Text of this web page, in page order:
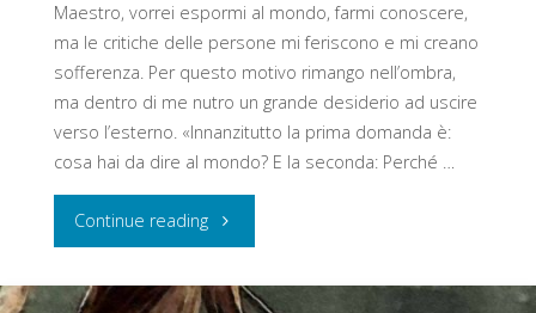
Maestro, vorrei espormi al mondo, farmi conoscere,
ma le critiche delle persone mi feriscono e mi creano
sofferenza. Per questo motivo rimango nell’ombra,
ma dentro di me nutro un grande desiderio ad uscire
verso l’esterno. «Innanzitutto la prima domanda è:
cosa hai da dire al mondo? E la seconda: Perché …
Continue reading"Uscire